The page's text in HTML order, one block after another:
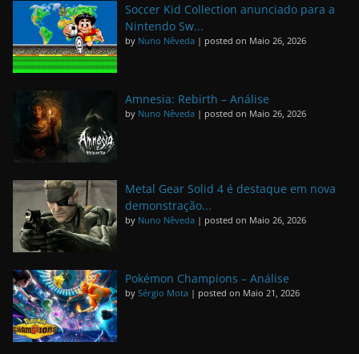
Soccer Kid Collection anunciado para a
Nintendo Sw...
by Nuno Nêveda | posted on Maio 26, 2026
Amnesia: Rebirth – Análise
by Nuno Nêveda | posted on Maio 26, 2026
Metal Gear Solid 4 é destaque em nova
demonstração...
by Nuno Nêveda | posted on Maio 26, 2026
Pokémon Champions – Análise
by Sérgio Mota | posted on Maio 21, 2026